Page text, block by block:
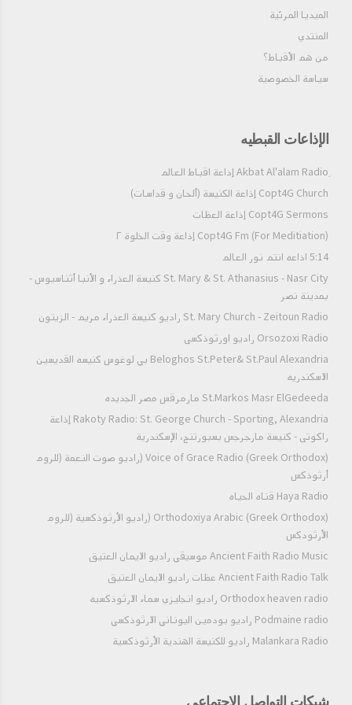
had neither hope of his coming to life again, nor did I seek this
with my tears; but I grieved and wept only, for I was miserable,
and had lost my joy. Or is weeping a bitter thing, and for
distaste of the things which aforetime we enjoyed before, and
even then, when we are loathing them, does it cause us
الميديا المرئية
المنتدي
من هم الأقباط؟‎
سياسة الخصوصية
الإذاعات القبطيه
Copt4G Church إذاعة الكنيسة (ألحان و قداسات)
Copt4G Sermons إذاعة العظات
Copt4G Fm (For Meditiation) إذاعة وقت الخلوة ٢
5:14 اذاعه انتم نور العالم
St. Mary & St. Athanasius - Nasr City كنيسة العذراء و الأنبا أثناسيوس -
بمدينة نصر
St. Mary Church - Zeitoun Radio راديو كنيسة العذراء مريم - الزيتون
Orsozoxi Radio راديو اورثوذكسى
Beloghos St.Peter& St.Paul Alexandria بي لوغوس كنيسه القديسين
الاسكندريه
St.Markos Masr ElGedeeda مارمرقس مصر الجديده
Rakoty Radio: St. George Church - Sporting, Alexandria إذاعة
راكوتى - كنيسة مارجرجس بسبورتنج، الإسكندرية
Voice of Grace Radio (Greek Orthodox) (راديو صوت النعمة (للروم
أرثوذكس
Haya Radio قناه الحياه
Orthodoxiya Arabic (Greek Orthodox) (راديو الأرثوذكسية (للروم
الأرثودكس
Ancient Faith Radio Music موسيقي راديو الايمان العتيق
Ancient Faith Radio Talk عظات راديو الايمان العتيق
Orthodox heaven radio راديو انجليزي سماء الارثوذكسيه
Podmaine radio راديو بودمين اليوناني الارثوذكسي
Malankara Radio راديو للكنيسة الهندية الأرثوذكسية
شبكات التواصل الاجتماعي